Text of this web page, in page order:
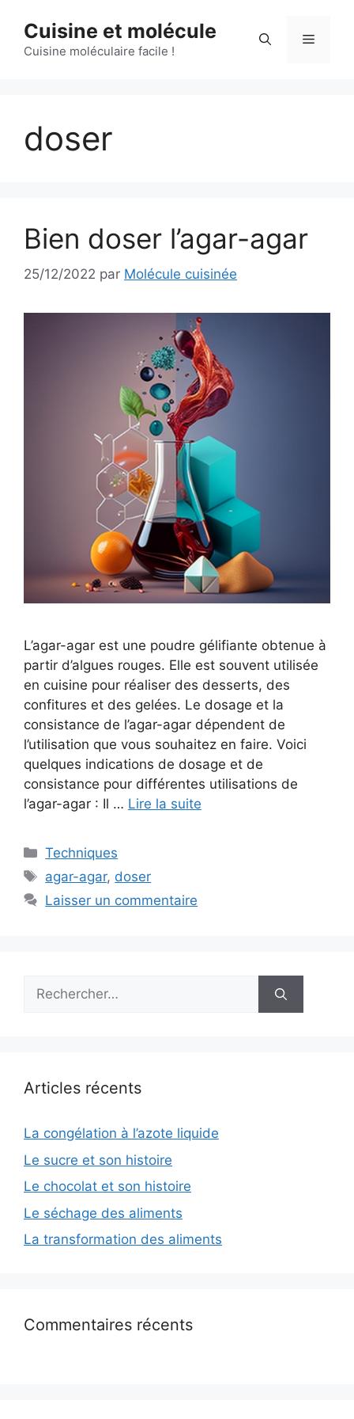
contenu
Cuisine et molécule
Cuisine moléculaire facile !
Menu
doser
Bien doser l’agar-agar
25/12/2022 par Molécule cuisinée
L’agar-agar est une poudre gélifiante obtenue à
partir d’algues rouges. Elle est souvent utilisée
en cuisine pour réaliser des desserts, des
confitures et des gelées. Le dosage et la
consistance de l’agar-agar dépendent de
l’utilisation que vous souhaitez en faire. Voici
quelques indications de dosage et de
consistance pour différentes utilisations de
l’agar-agar : Il … Lire la suite
Catégories
Techniques
Étiquettes
agar-agar, doser
Laisser un commentaire
Rechercher :
Articles récents
La congélation à l’azote liquide
Le sucre et son histoire
Le chocolat et son histoire
Le séchage des aliments
La transformation des aliments
Commentaires récents